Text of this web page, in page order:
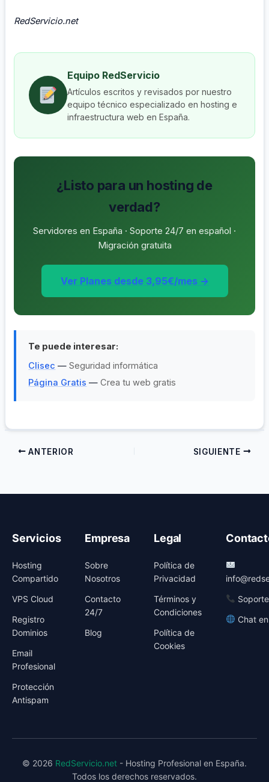
RedServicio.net
Equipo RedServicio
Artículos escritos y revisados por nuestro
equipo técnico especializado en hosting e
infraestructura web en España.
¿Listo para un hosting de
verdad?
Servidores en España · Soporte 24/7 en español ·
Migración gratuita
Ver Planes desde 3,95€/mes →
Te puede interesar:
Clisec —Seguridad informática
Página Gratis —Crea tu web gratis
ANTERIOR SIGUIENTE
Servicios
Hosting
Compartido
VPS Cloud
Registro
Dominios
Email
Profesional
Protección
Antispam
Empresa
Sobre
Nosotros
Contacto
24/7
Blog
Legal
Política de
Privacidad
Términos y
Condiciones
Política de
Cookies
Chat
© 2026 RedServicio.net - Hosting Profesional en España.
Todos los derechos reservados.